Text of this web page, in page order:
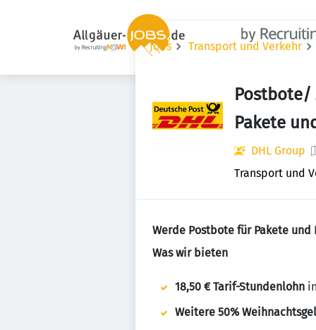
Jobs Transport und Verkehr
Pakete
DHL Group
Transport und
Werde Postbote für Pakete
Was wir bieten
18,50 € Tarif-Stundenlohn
Weitere 50%